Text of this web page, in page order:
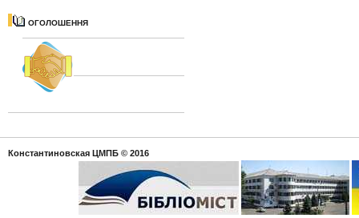
ОГОЛОШЕННЯ
Константиновская ЦМПБ © 2016